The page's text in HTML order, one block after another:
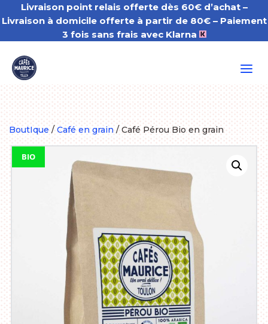
Livraison point relais offerte dès 60€ d’achat –
Livraison à domicile offerte à partir de 80€ – Paiement
3 fois sans frais avec Klarna
a
BoutIque/Café en grain/ Café Pérou Bio en grain
BIO